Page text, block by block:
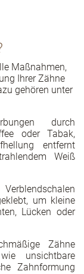
Maßnahmen,
Ihrer Zähne
gehören unter
durch
oder Tabak,
entfernt
Weiß
um kleine
Lücken oder
Zähne
unsichtbare
Zahnformung